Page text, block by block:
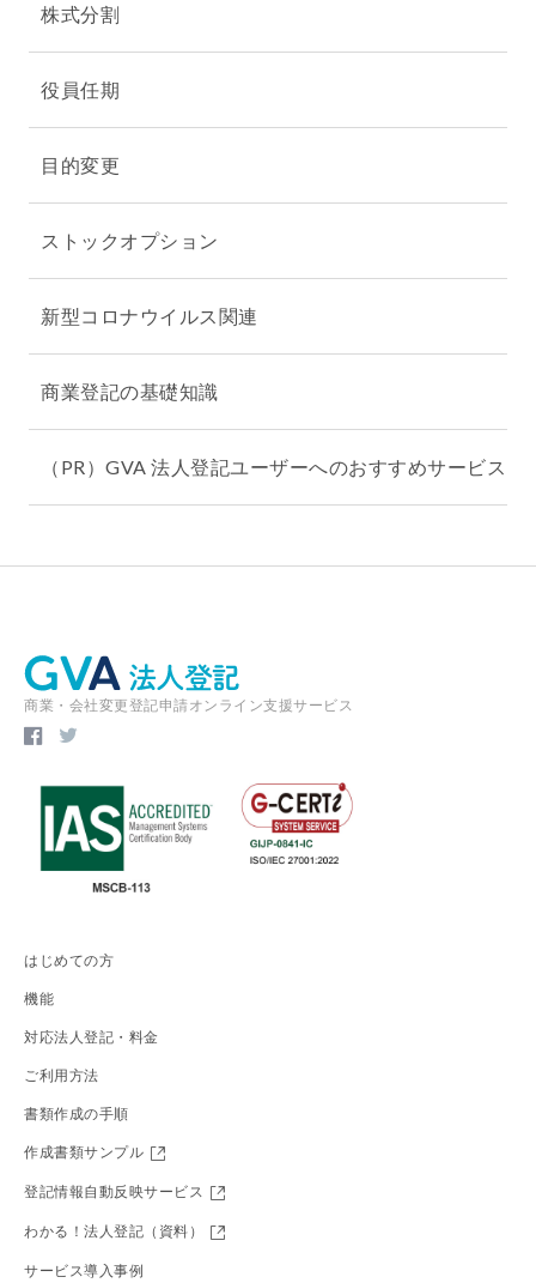
株式分割
役員任期
目的変更
ストックオプション
新型コロナウイルス関連
商業登記の基礎知識
（PR）GVA 法人登記ユーザーへのおすすめサービス
商業・会社変更登記申請オンライン支援サービス
はじめての方
機能
対応法人登記・料金
ご利用方法
書類作成の手順
作成書類サンプル
登記情報自動反映サービス
わかる！法人登記（資料）
サービス導入事例